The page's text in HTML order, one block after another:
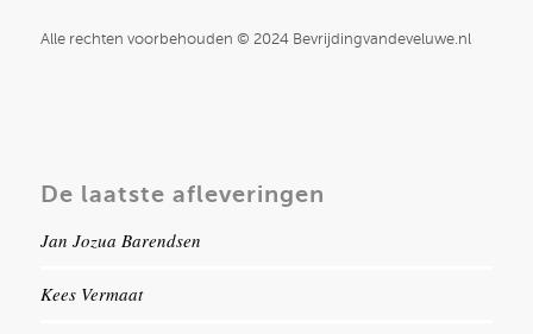
Alle rechten voorbehouden © 2024 Bevrijdingvandeveluwe.nl
De laatste afleveringen
Jan Jozua Barendsen
Kees Vermaat